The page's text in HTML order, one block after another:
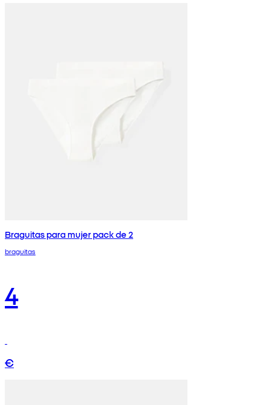
Braguitas para mujer pack de 2
braguitas
4
€